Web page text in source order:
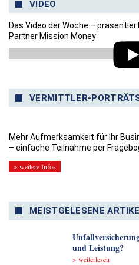
VIDEO
Das Video der Woche –
Partner Mission Money
VERMITTLER-
Mehr Aufmerksamkeit für Ihr
– einfache Teilnahme per
> weitere Infos
MEISTGELESENE
und Leistung?
> weiterlesen